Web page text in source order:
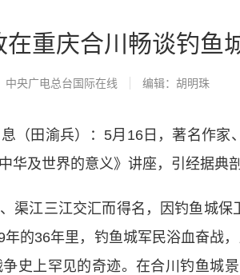
重庆合川畅谈钓鱼
中央广电总台国际在线 编辑：胡明珠
田渝兵）：5月16日，著名作家
华及世界的意义》讲座，引经据典
江三江交汇而得名，因钓鱼城保
的36年里，钓鱼城军民浴血奋战
史上罕见的奇迹。在合川钓鱼城